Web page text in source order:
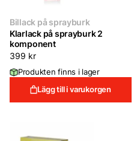
Billack på sprayburk
Klarlack på sprayburk 2
komponent
399 kr
Produkten finns i lager
Lägg till i varukorgen